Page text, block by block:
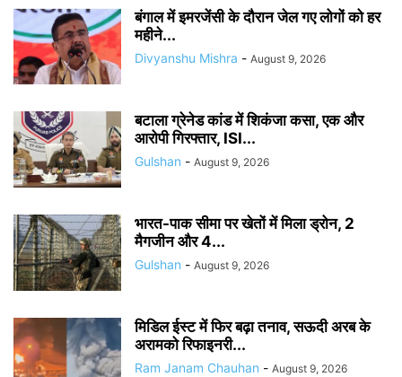
बंगाल में इमरजेंसी के दौरान जेल गए लोगों को हर
महीने...
Divyanshu Mishra - August 9, 2026
बटाला ग्रेनेड कांड में शिकंजा कसा, एक और
आरोपी गिरफ्तार, ISI...
Gulshan - August 9, 2026
भारत-पाक सीमा पर खेतों में मिला ड्रोन, 2
मैगजीन और 4...
Gulshan - August 9, 2026
मिडिल ईस्ट में फिर बढ़ा तनाव, सऊदी अरब के
अरामको रिफाइनरी...
Ram Janam Chauhan - August 9, 2026